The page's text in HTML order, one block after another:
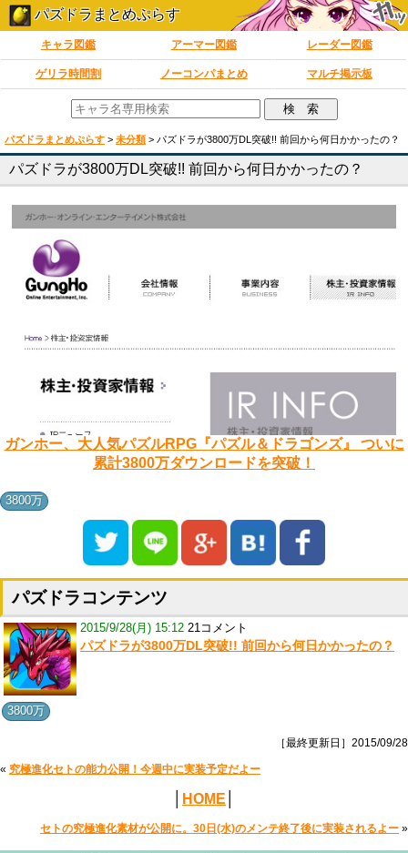
パズドラまとめぷらす
キャラ図鑑 アーマー図鑑 レーダー図鑑
ゲリラ時間割 ノーコンパまとめ マルチ掲示板
パズドラまとめぷらす > 未分類 > パズドラが3800万DL突破!! 前回から何日かかったの？
パズドラが3800万DL突破!! 前回から何日かかったの？
ガンホー、大人気パズルRPG『パズル＆ドラゴンズ』 ついに
累計3800万ダウンロードを突破！
3800万
パズドラコンテンツ
2015/9/28(月) 15:12 21コメント
パズドラが3800万DL突破!! 前回から何日かかったの？
3800万
［最終更新日］2015/09/28
« 究極進化セトの能力公開！今週中に実装予定だよー
HOME
セトの究極進化素材が公開に。30日(水)のメンテ終了後に実装されるよー »